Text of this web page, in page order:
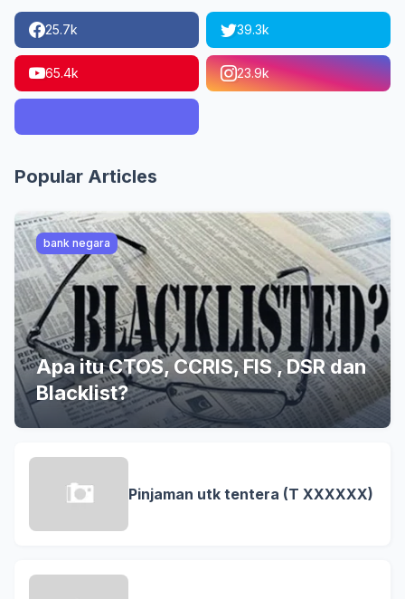
25.7k 39.3k
65.4k 23.9k
Popular Articles
bank negara
Apa itu CTOS, CCRIS, FIS , DSR dan
Blacklist?
Pinjaman utk tentera (T XXXXXX)